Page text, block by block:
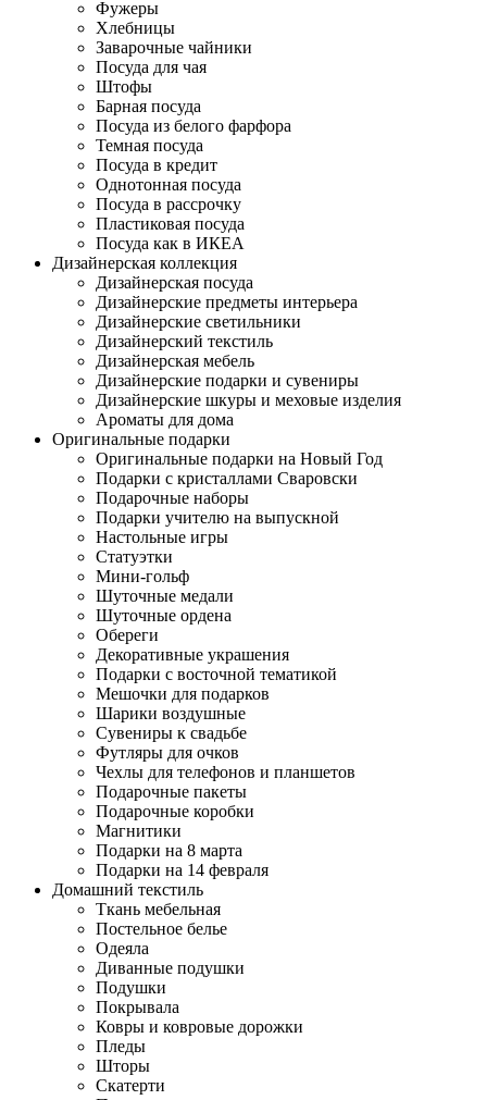
Фужеры
Хлебницы
Заварочные чайники
Посуда для чая
Штофы
Барная посуда
Посуда из белого фарфора
Темная посуда
Посуда в кредит
Однотонная посуда
Посуда в рассрочку
Пластиковая посуда
Посуда как в ИКЕА
Дизайнерская коллекция
Дизайнерская посуда
Дизайнерские предметы интерьера
Дизайнерские светильники
Дизайнерский текстиль
Дизайнерская мебель
Дизайнерские подарки и сувениры
Дизайнерские шкуры и меховые изделия
Ароматы для дома
Оригинальные подарки
Оригинальные подарки на Новый Год
Подарки с кристаллами Сваровски
Подарочные наборы
Подарки учителю на выпускной
Настольные игры
Статуэтки
Мини-гольф
Шуточные медали
Шуточные ордена
Обереги
Декоративные украшения
Подарки с восточной тематикой
Мешочки для подарков
Шарики воздушные
Сувениры к свадьбе
Футляры для очков
Чехлы для телефонов и планшетов
Подарочные пакеты
Подарочные коробки
Магнитики
Подарки на 8 марта
Подарки на 14 февраля
Домашний текстиль
Ткань мебельная
Постельное белье
Одеяла
Диванные подушки
Подушки
Покрывала
Ковры и ковровые дорожки
Пледы
Шторы
Скатерти